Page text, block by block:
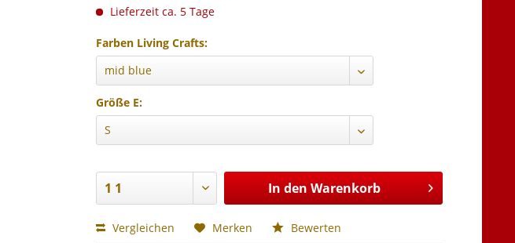
Lieferzeit ca. 5 Tage
Farben Living Crafts:
Größe E:
In den Warenkorb
Vergleichen Merken Bewerten